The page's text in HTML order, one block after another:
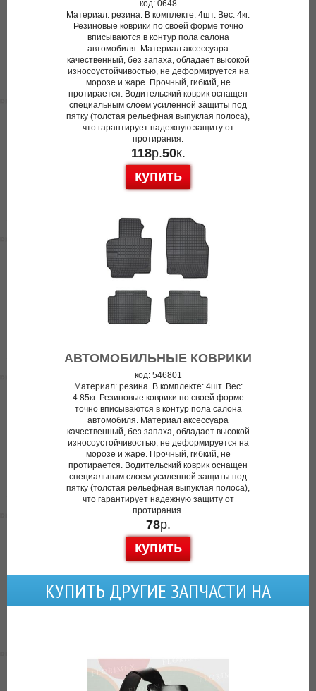
код: 0648
Материал: резина. В комплекте: 4шт. Вес: 4кг.
Резиновые коврики по своей форме точно
вписываются в контур пола салона
автомобиля. Материал аксессуара
качественный, без запаха, обладает высокой
износоустойчивостью, не деформируется на
морозе и жаре. Прочный, гибкий, не
протирается. Водительский коврик оснащен
специальным слоем усиленной защиты под
пятку (толстая рельефная выпуклая полоса),
что гарантирует надежную защиту от
протирания.
118р.50к.
купить
АВТОМОБИЛЬНЫЕ КОВРИКИ
код: 546801
Материал: резина. В комплекте: 4шт. Вес:
4.85кг. Резиновые коврики по своей форме
точно вписываются в контур пола салона
автомобиля. Материал аксессуара
качественный, без запаха, обладает высокой
износоустойчивостью, не деформируется на
морозе и жаре. Прочный, гибкий, не
протирается. Водительский коврик оснащен
специальным слоем усиленной защиты под
пятку (толстая рельефная выпуклая полоса),
что гарантирует надежную защиту от
протирания.
78р.
купить
КУПИТЬ ДРУГИЕ ЗАПЧАСТИ НА